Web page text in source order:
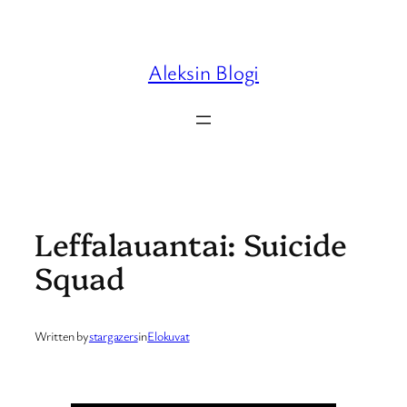
Aleksin Blogi
Leffalauantai: Suicide
Squad
Written bystargazersinElokuvat